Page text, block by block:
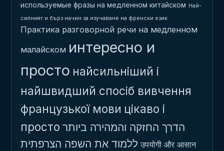
используемые фразы на медленном китайском
Най-
силният и бърз начин за изучаване на френски език
Практика разговорной речи на медленном
малайском интересно и
просто найсильніший і
найшвидший спосіб вивчення
французької мови цікаво і
просто הדרך החזקה והמהירה ביותר
ללמוד את השפה הצרפתית उपयोगी और आसान